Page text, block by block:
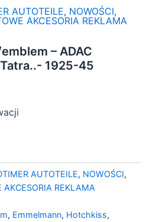
AUTOTEILE, NOWOŚCI,
AKCESORIA REKLAMA
– ADAC
1925-45
AUTOTEILE, NOWOŚCI,
AKCESORIA REKLAMA
, Emmelmann, Hotchkiss,